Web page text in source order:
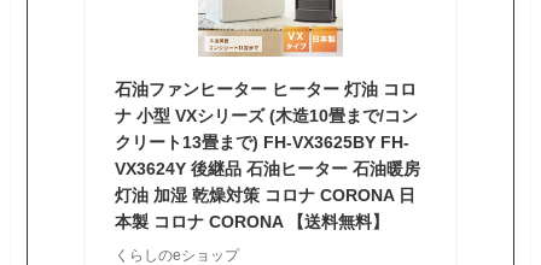
石油ファンヒーター ヒーター 灯油 コロ
ナ 小型 VXシリーズ (木造10畳まで/コン
クリート13畳まで) FH-VX3625BY FH-
VX3624Y 後継品 石油ヒーター 石油暖房
灯油 加湿 乾燥対策 コロナ CORONA 日
本製 コロナ CORONA 【送料無料】
くらしのeショップ